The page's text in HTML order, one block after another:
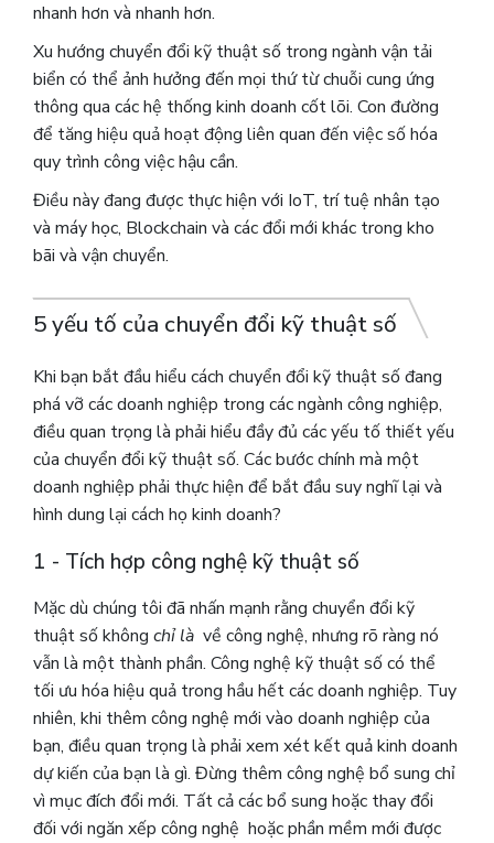
nhanh hơn và nhanh hơn.
Xu hướng chuyển đổi kỹ thuật số trong ngành vận tải
biển có thể ảnh hưởng đến mọi thứ từ chuỗi cung ứng
thông qua các hệ thống kinh doanh cốt lõi. Con đường
để tăng hiệu quả hoạt động liên quan đến việc số hóa
quy trình công việc hậu cần.
Điều này đang được thực hiện với IoT, trí tuệ nhân tạo
và máy học, Blockchain và các đổi mới khác trong kho
bãi và vận chuyển.
5 yếu tố của chuyển đổi kỹ thuật số
Khi bạn bắt đầu hiểu cách chuyển đổi kỹ thuật số đang
phá vỡ các doanh nghiệp trong các ngành công nghiệp,
điều quan trọng là phải hiểu đầy đủ các yếu tố thiết yếu
của chuyển đổi kỹ thuật số.Các bước chính mà một
doanh nghiệp phải thực hiện để bắt đầu suy nghĩ lại và
hình dung lại cách họ kinh doanh?
1 - Tích hợp công nghệ kỹ thuật số
Mặc dù chúng tôi đã nhấn mạnh rằng chuyển đổi kỹ
thuật số khôngchỉ là về công nghệ, nhưng rõ ràng nó
vẫn là một thành phần. Công nghệ kỹ thuật số có thể
tối ưu hóa hiệu quả trong hầu hết các doanh nghiệp. Tuy
nhiên, khi thêm công nghệ mới vào doanh nghiệp của
bạn, điều quan trọng là phải xem xét kết quả kinh doanh
dự kiến ​​của bạn là gì. Đừng thêm công nghệ bổ sung chỉ
vì mục đích đổi mới. Tất cả các bổ sung hoặc thay đổi
đối với ngăn xếp công nghệ hoặc phần mềm mới được